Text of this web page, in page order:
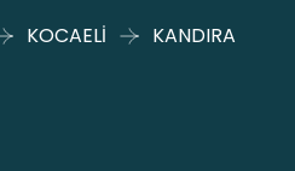
KOCAELİ KANDIRA